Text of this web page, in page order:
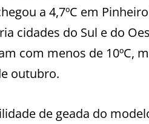
a 4,7ºC em
cidades do Sul e do
com menos de 10ºC,
outubro.
de geada do